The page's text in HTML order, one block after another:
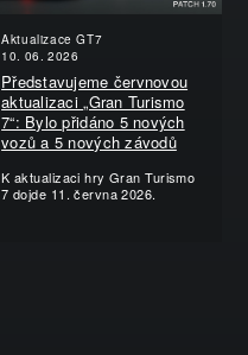
Aktualizace GT7
10. 06. 2026
Představujeme červnovou
aktualizaci „Gran Turismo
7“: Bylo přidáno 5 nových
vozů a 5 nových závodů
K aktualizaci hry Gran Turismo
7 dojde 11. června 2026.